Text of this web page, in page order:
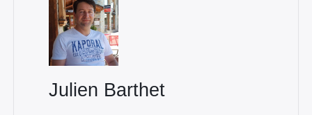
Julien Barthet